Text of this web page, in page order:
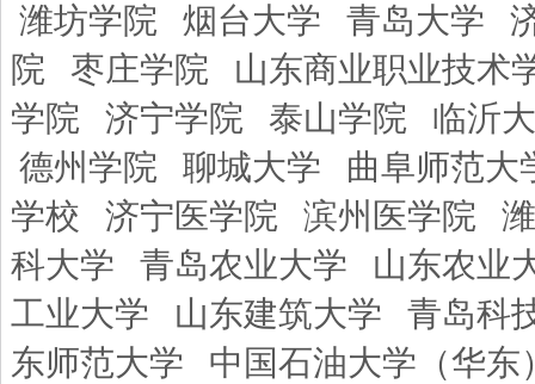
潍坊学院
烟台大学 青岛大学
院
枣庄学院
山东商业职业技术
学院
济宁学院 泰山学院
临沂
德州学院
聊城大学
曲阜师范大
学校
济宁医学院 滨州医学院
科大学
青岛农业大学
山东农业
工业大学
山东建筑大学
青岛科
东师范大学
中国石油大学（华东